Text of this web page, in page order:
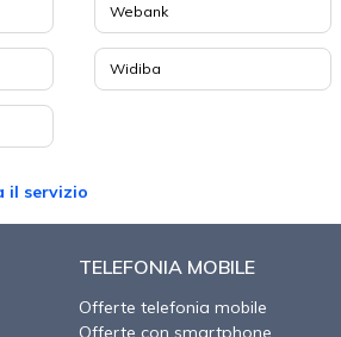
Webank
Widiba
il servizio
TELEFONIA MOBILE
Offerte telefonia mobile
Offerte con smartphone